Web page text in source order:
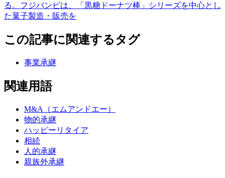
る。フジバンビは、「黒糖ドーナツ棒」シリーズを中心とし
た菓子製造・販売を
この記事に関連するタグ
事業承継
関連用語
M&A（エムアンドエー）
物的承継
ハッピーリタイア
相続
人的承継
親族外承継